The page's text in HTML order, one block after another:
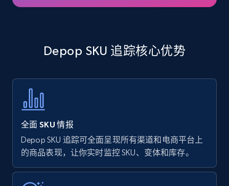
35.3K+ 5.7K+ 立即开始
Amazon products - find products by using
price, Currency, Availability, Reviews count, and
more.
5.7K+ 立即开始
Amazon Reviews
Depop SKU 追踪核心优势
全面 SKU 情报
Depop SKU 追踪可全面呈现所有渠道和电商平台上
的商品表现，让你实时监控 SKU、变体和库存。